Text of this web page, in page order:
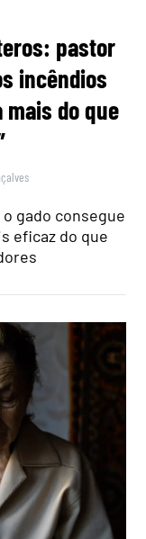
pastor
incêndios
do que
gado consegue
eficaz do que